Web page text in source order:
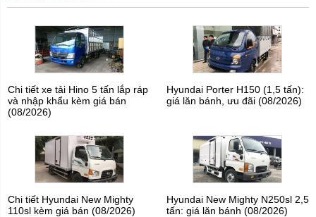
Chi tiết xe tải Hino 5 tấn lắp ráp
và nhập khẩu kèm giá bán
(08/2026)
Hyundai Porter H150 (1,5 tấn):
giá lăn bánh, ưu đãi (08/2026)
Chi tiết Hyundai New Mighty
110sl kèm giá bán (08/2026)
Hyundai New Mighty N250sl 2,5
tấn: giá lăn bánh (08/2026)